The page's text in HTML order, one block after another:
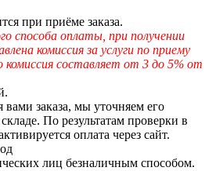
при приёме заказа.
способа оплаты, при получении
комиссия за услуги по приему
составляет от 3 до 5% от
заказа, мы уточняем его
По результатам проверки в
оплата через сайт.
лиц безналичным способом.